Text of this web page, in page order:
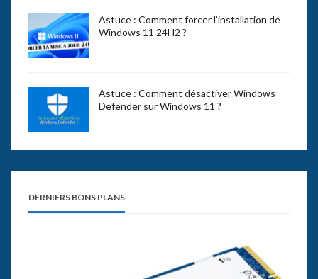
Astuce : Comment forcer l’installation de
Windows 11 24H2 ?
Astuce : Comment désactiver Windows
Defender sur Windows 11 ?
DERNIERS BONS PLANS